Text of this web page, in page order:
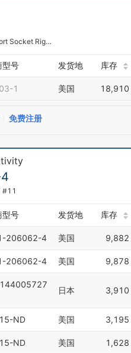
4 Position Single Port Socket Right Angle Type A Through Hole USB
型号 发货地 库存
1 美国 18,910
免费注册
#11
型号 发货地 库存
206062-4 美国 9,882
206062-4 美国 9,878
日本 3,910
ND 美国 3,195
ND 美国 1,628